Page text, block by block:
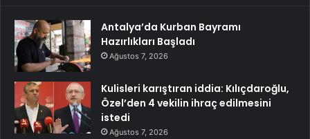
Antalya’da Kurban Bayramı
Hazırlıkları Başladı
Ağustos 7, 2026
Kulisleri karıştıran iddia: Kılıçdaroğlu,
Özel’den 4 vekilin ihraç edilmesini
istedi
Ağustos 7, 2026